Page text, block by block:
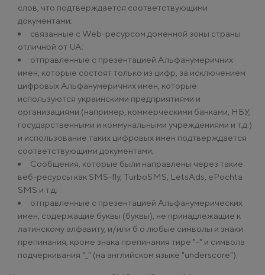
слов, что подтверждается соответствующими
документами;
связанные с Web-ресурсом доменной зоны страны
отличной от UA;
отправленные с презентацией Альфанумеричних
имен, которые состоят только из цифр, за исключением
цифровых Альфанумеричних имен, которые
используются украинскими предприятиями и
организациями (например, коммерческими банками, НБУ,
государственными и коммунальными учреждениями и т.д.)
и использование таких цифровых имен подтверждается
соответствующими документами;
Сообщения, которые были направлены через такие
веб-ресурсы как SMS-fly, TurboSMS, LetsAds, ePochta
SMS и т.д;
отправленные с презентацией Альфанумерических
имен, содержащие буквы (буквы), не принадлежащие к
латинскому алфавиту, и/или б о любые символы и знаки
препинания, кроме знака препинания тире "-" и символа
подчеркивания "_" (на английском языке "underscore").